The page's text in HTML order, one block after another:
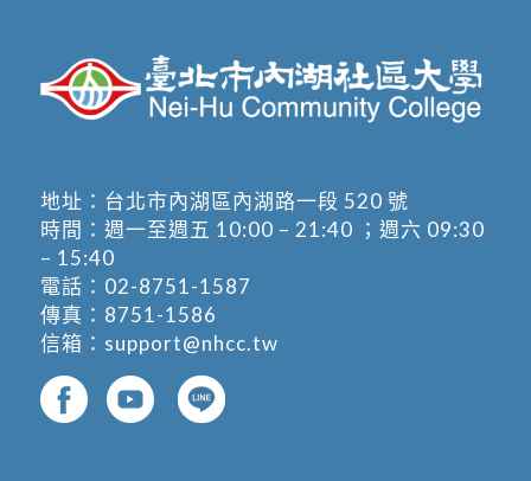
地址： 台北市內湖區內湖路一段 520 號
時間：週一至週五 10:00 – 21:40 ；週六 09:30
– 15:40
電話： 02-8751-1587
傳真：8751-1586
信箱： support@nhcc.tw